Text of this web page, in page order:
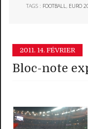
TAGS : FOOTBALL, EURO
2011. 14. FÉVRIER
Bloc-note